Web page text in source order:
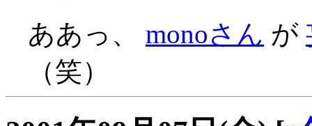
ああっ、 monoさん が
（笑）